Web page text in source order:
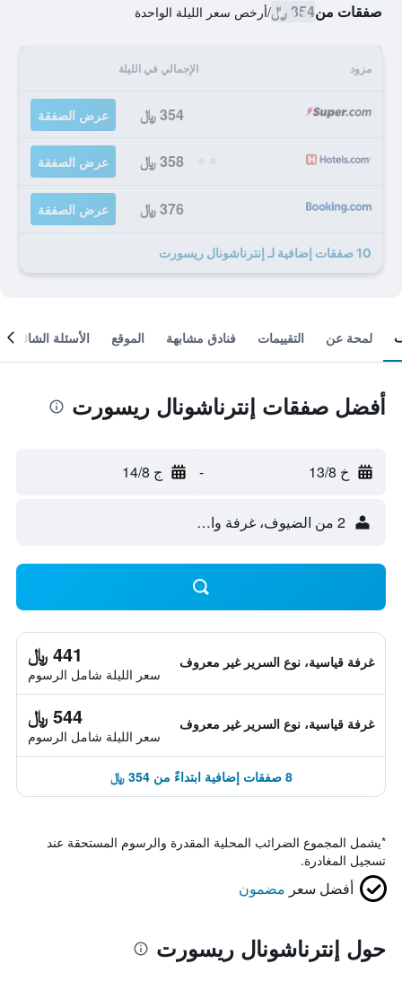
صفقات من354 ﷼ /أرخص سعر الليلة الواحدة
مزود الإجمالي في الليلة
354 ﷼ عرض الصفقة
358 ﷼ عرض الصفقة
376 ﷼ عرض الصفقة
10 صفقات إضافية لـ إنترناشونال ريسورت
لمحة عن التقييمات فنادق مشابهة الموقع الأسئلة الشائعة
أفضل صفقات إنترناشونال ريسورت
خ 13/8 - ج 14/8
2 من الضيوف، غرفة واحدة
غرفة قياسية، نوع السرير غير معروف 441 ﷼
سعر الليلة شامل الرسوم
غرفة قياسية، نوع السرير غير معروف 544 ﷼
سعر الليلة شامل الرسوم
8 صفقات إضافية ابتداءً من 354 ﷼
*يشمل المجموع الضرائب المحلية المقدرة والرسوم المستحقة عند
تسجيل المغادرة.
أفضل سعر مضمون
حول إنترناشونال ريسورت